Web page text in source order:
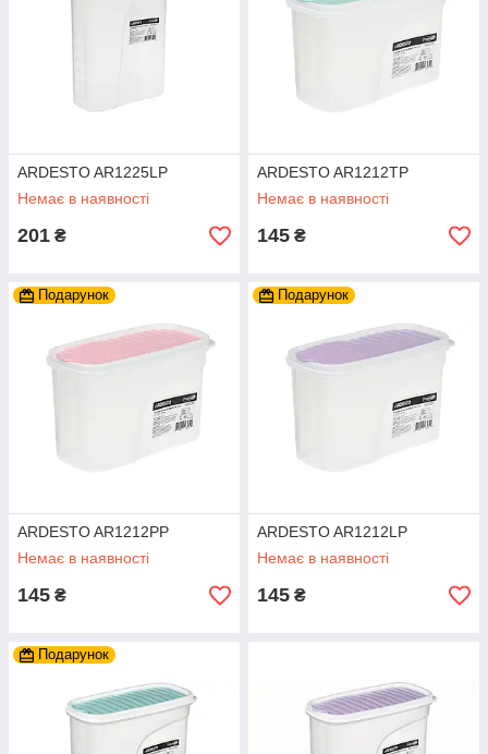
ARDESTO AR1225LP
Немає в наявності
201 ₴
ARDESTO AR1212TP
Немає в наявності
145 ₴
Подарунок
ARDESTO AR1212PP
Немає в наявності
145 ₴
Подарунок
ARDESTO AR1212LP
Немає в наявності
145 ₴
Подарунок